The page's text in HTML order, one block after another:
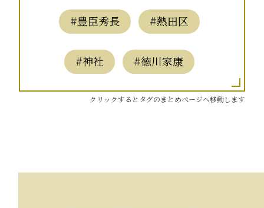
#豊臣秀長 #熱田区
#神社 #徳川家康
クリックするとタグのまとめページへ移動します